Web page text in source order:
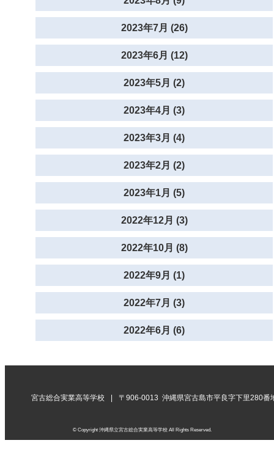
2023年7月 (26)
2023年6月 (12)
2023年5月 (2)
2023年4月 (3)
2023年3月 (4)
2023年2月 (2)
2023年1月 (5)
2022年12月 (3)
2022年10月 (8)
2022年9月 (1)
2022年7月 (3)
2022年6月 (6)
宮古総合実業高等学校 〒906-0013 沖縄県宮古島市平良字下里280番
© Copyright 沖縄県立宮古総合実業高等学校 All Rights Reserved.